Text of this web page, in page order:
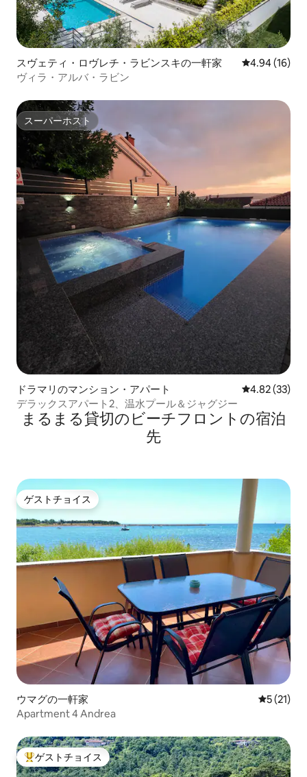
スヴェティ・ロヴレチ・ラビンスキの一軒家 レビュー16
4.94 (16)
ヴィラ・アルバ・ラビン
スーパーホスト
スーパーホスト
ドラマリのマンション・アパート レビュー33
4.82 (33)
デラックスアパート2、温水プール＆ジャグジー
まるまる貸切のビーチフロントの宿泊
先
ゲストチョイス
ゲストチョイス
ウマグの一軒家 レビュー
5 (21)
Apartment 4 Andrea
大好評のゲストチョイスです。
ゲストチョイス